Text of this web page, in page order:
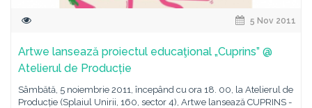
5 Nov 2011
Artwe lansează proiectul educaţional „Cuprins” @
Atelierul de Producție
Sâmbătă, 5 noiembrie 2011, începând cu ora 18. 00, la Atelierul de
Producție (Splaiul Unirii, 160, sector 4), Artwe lansează CUPRINS -